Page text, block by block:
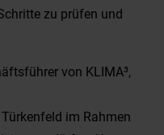
zu prüfen und
von KLIMA³,
im Rahmen